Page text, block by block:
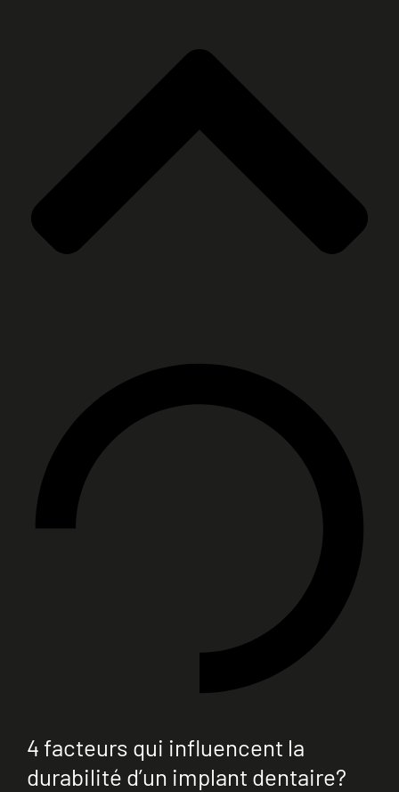
4 facteurs qui influencent la
durabilité d’un implant dentaire?